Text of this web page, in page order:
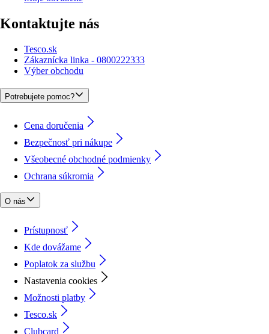
Kontaktujte nás
Tesco.sk
Zákaznícka linka - 0800222333
Výber obchodu
Potrebujete pomoc?
Cena doručenia
Bezpečnosť pri nákupe
Všeobecné obchodné podmienky
Ochrana súkromia
O nás
Prístupnosť
Kde dovážame
Poplatok za službu
Nastavenia cookies
Možnosti platby
Tesco.sk
Clubcard